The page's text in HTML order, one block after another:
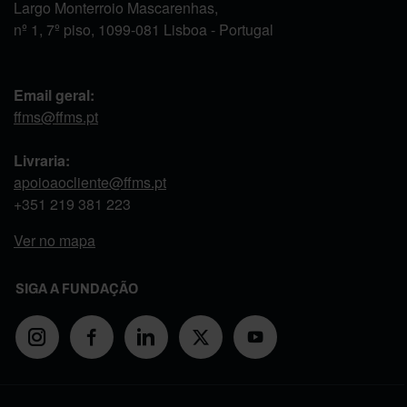
Largo Monterroio Mascarenhas,
nº 1, 7º piso, 1099-081 Lisboa - Portugal
Email geral:
ffms@ffms.pt
Livraria:
apoioaocliente@ffms.pt
+351 219 381 223
Ver no mapa
SIGA A FUNDAÇÃO